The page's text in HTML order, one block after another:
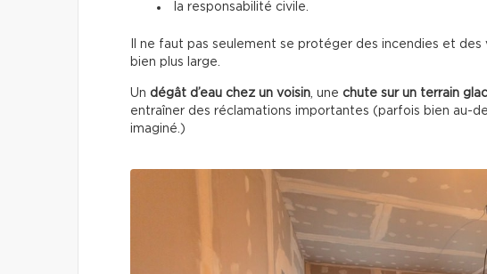
la responsabilité civile.
Il ne faut pas seulement se protéger des incendies et
bien plus large.
Un dégât d’eau chez un voisin, une chute sur un terrain
entraîner des réclamations importantes (parfois bien au-
imaginé.)